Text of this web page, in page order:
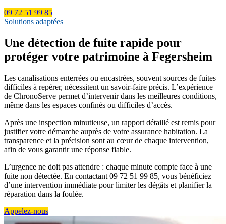
09 72 51 99 85
Solutions adaptées
Une détection de fuite rapide pour
protéger votre patrimoine à Fegersheim
Les canalisations enterrées ou encastrées, souvent sources de fuites
difficiles à repérer, nécessitent un savoir-faire précis. L’expérience
de ChronoServe permet d’intervenir dans les meilleures conditions,
même dans les espaces confinés ou difficiles d’accès.
Après une inspection minutieuse, un rapport détaillé est remis pour
justifier votre démarche auprès de votre assurance habitation. La
transparence et la précision sont au cœur de chaque intervention,
afin de vous garantir une réponse fiable.
L’urgence ne doit pas attendre : chaque minute compte face à une
fuite non détectée. En contactant 09 72 51 99 85, vous bénéficiez
d’une intervention immédiate pour limiter les dégâts et planifier la
réparation dans la foulée.
Appelez-nous